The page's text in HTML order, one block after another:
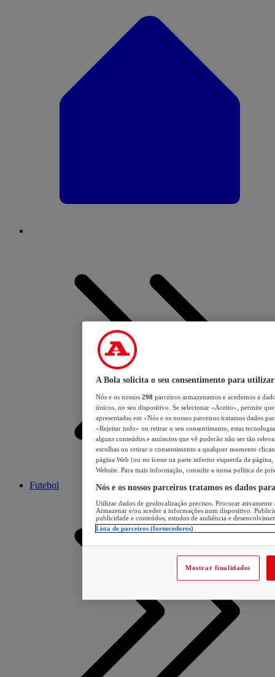
Futebol
A Bola solicita o seu consentimento para utilizar
Nós e os nossos 298 parceiros armazenamos e acedemos a
únicos, no seu dispositivo. Se selecionar «Aceito», permite
apresentadas em «Nós e os nossos parceiros tratamos dados
«Rejeitar tudo» ou retirar o seu consentimento, estas
alguns conteúdos e anúncios que vê poderão não ser tão
escolhas ou retirar o consentimento a qualquer momento
página Web (ou no ícone na parte inferior esquerda da página,
Website. Para mais informação, consulte a nossa política de
Nós e os nossos parceiros tratamos os dados
Utilizar dados de geolocalização precisos. Procurar
Armazenar e/ou aceder a informações num dispositivo.
publicidade e conteúdos, estudos de audiência e
Lista de parceiros (fornecedores)
Mostrar finalidades